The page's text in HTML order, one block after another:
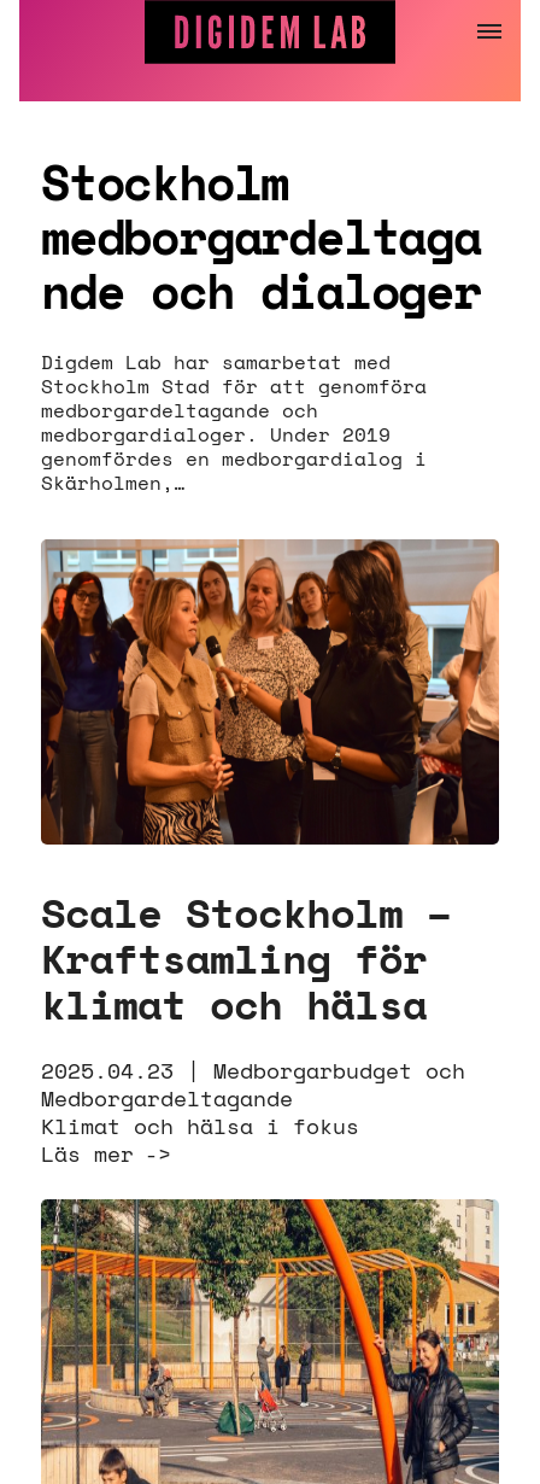
Stockholm
medborgardeltaga
nde och dialoger
Digdem Lab har samarbetat med
Stockholm Stad för att genomföra
medborgardeltagande och
medborgardialoger. Under 2019
genomfördes en medborgardialog i
Skärholmen,…
Scale Stockholm –
Kraftsamling för
klimat och hälsa
2025.04.23 |
Medborgarbudget och
Medborgardeltagande
Klimat och hälsa i fokus
Läs mer